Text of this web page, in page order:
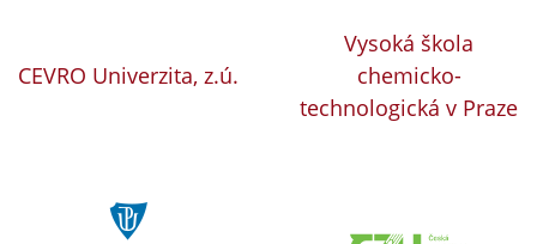
CEVRO Univerzita, z.ú.
Vysoká škola
chemicko-
technologická v Praze